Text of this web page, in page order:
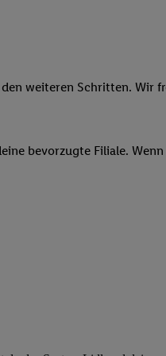
weiteren Schritten. Wir
bevorzugte Filiale.
von Geräten anhand
von Profilen für